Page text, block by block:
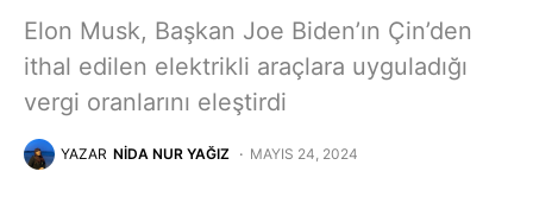
Elon Musk, Başkan Joe Biden’ın Çin’den
ithal edilen elektrikli araçlara uyguladığı
vergi oranlarını eleştirdi
YAZAR NIDA NUR YAĞIZ MAYIS 24, 2024